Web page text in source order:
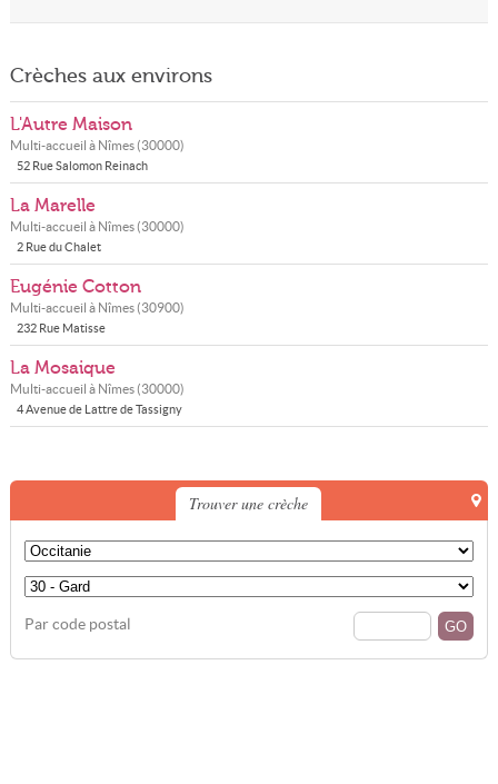
Crèches aux environs
L'Autre Maison
Multi-accueil à Nîmes(30000)
52 Rue Salomon Reinach
La Marelle
Multi-accueil à Nîmes(30000)
2 Rue du Chalet
Eugénie Cotton
Multi-accueil à Nîmes(30900)
232 Rue Matisse
La Mosaique
Multi-accueil à Nîmes(30000)
4 Avenue de Lattre de Tassigny
Trouver une crèche
Par code postal